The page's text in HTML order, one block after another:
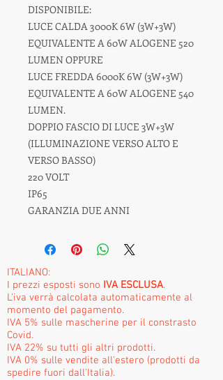
DISPONIBILE:
LUCE CALDA 3000K 6W (3W+3W)
EQUIVALENTE A 60W ALOGENE 520
LUMEN OPPURE
LUCE FREDDA 6000K 6W (3W+3W)
EQUIVALENTE A 60W ALOGENE 540
LUMEN.
DOPPIO FASCIO DI LUCE 3W+3W
(ILLUMINAZIONE VERSO ALTO E
VERSO BASSO)
220 VOLT
IP65
GARANZIA DUE ANNI
ITALIANO:
I prezzi esposti sono IVA ESCLUSA.
L'iva verrà calcolata automaticamente al
momento del pagamento.
IVA 5% sulle mascherine per il constrasto
Covid.
IVA 22% su tutti gli altri prodotti.
IVA 0% sulle vendite all'estero (prodotti da
spedire fuori dall'Italia).